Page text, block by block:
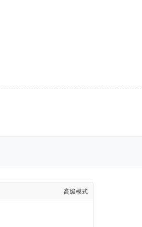
高级模式